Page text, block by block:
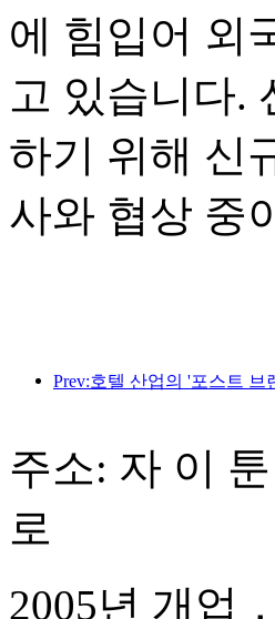
에 힘입어 외
고 있습니다.
하기 위해 신
사와 협상 중
주소: 자 이
로
2005년 개업